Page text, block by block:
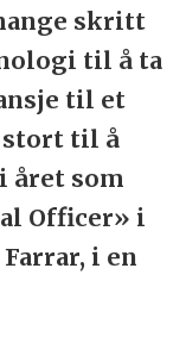
skritt
til å ta
til et
stort til å
året som
Officer» i
i en